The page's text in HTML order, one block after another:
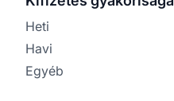
Heti
Havi
Egyéb